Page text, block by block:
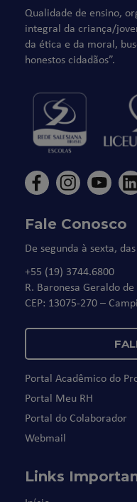
Qualidade de ensino,
integral da criança/
da ética e da moral,
honestos cidadãos”.
Fale Conosco
De segunda à sexta,
+55 (19) 3744.6800
R. Baronesa Geraldo
CEP: 13075-270 –
Portal Acadêmico do
Portal Meu RH
Portal do Colaborador
Webmail
Links